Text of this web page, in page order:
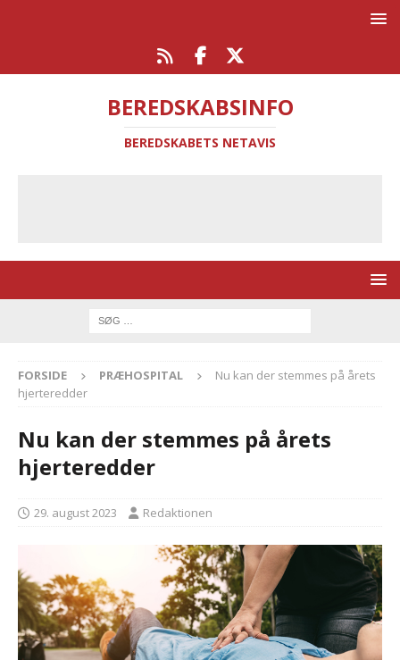
BEREDSKABSINFO
BEREDSKABETS NETAVIS
FORSIDE PRÆHOSPITAL
Nu kan der stemmes på årets
hjerteredder
Nu kan der stemmes på årets
hjerteredder
29. august 2023 Redaktionen